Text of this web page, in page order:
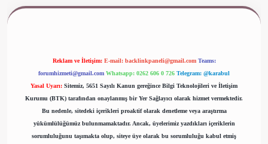
Reklam ve İletişim: E-mail: backlinkpaneli@gmail.com Teams:
forumhizmeti@gmail.com Whatsapp: 0262 606 0 726 Telegram: @karabul
Yasal Uyarı: Sitemiz, 5651 Sayılı Kanun gereğince Bilgi Teknolojileri ve İletişim
Kurumu (BTK) tarafından onaylanmış bir Yer Sağlayıcı olarak hizmet vermektedir.
Bu nedenle, sitedeki içerikleri proaktif olarak denetleme veya araştırma
yükümlülüğümüz bulunmamaktadır. Ancak, üyelerimiz yazdıkları içeriklerin
sorumluluğunu taşımakta olup, siteye üye olarak bu sorumluluğu kabul etmiş